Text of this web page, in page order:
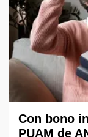
Con bono
PUAM de